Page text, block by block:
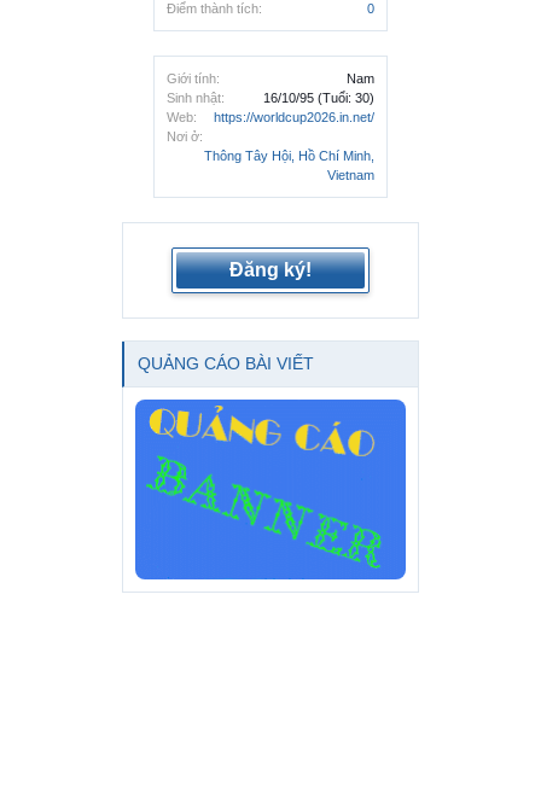
Điểm thành tích:
0
Giới tính:
Nam
Sinh nhật:
16/10/95 (Tuổi: 30)
Web:
https://worldcup2026.in.net/
Nơi ở:
Thông Tây Hội, Hồ Chí Minh,
Vietnam
Đăng ký!
QUẢNG CÁO BÀI VIẾT